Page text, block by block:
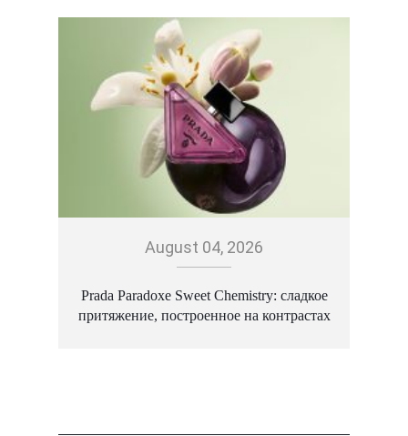
August 04, 2026
Prada Paradoxe Sweet Chemistry: сладкое
притяжение, построенное на контрастах